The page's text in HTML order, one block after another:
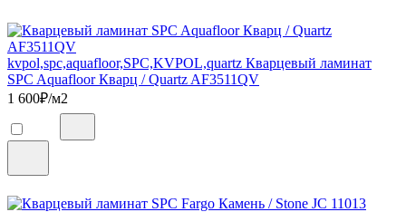
kvpol,spc,aquafloor,SPC,KVPOL,quartz Кварцевый ламинат
SPC Aquafloor Кварц / Quartz AF3511QV
1 600₽/м2